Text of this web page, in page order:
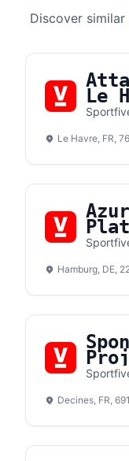
Discover
Le
Le Havre, FR,
(m/
Hamburg, DE,
Decines, FR,